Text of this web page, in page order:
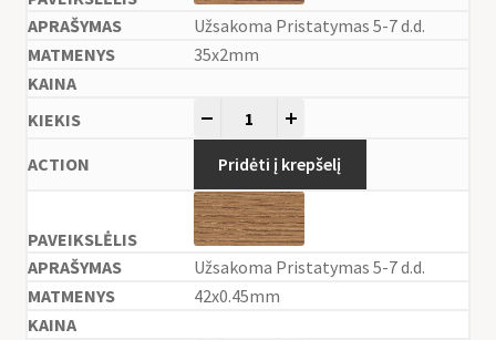
Užsakoma Pristatymas 5-7 d.d.
35x2mm
Pridėti į krepšelį
Užsakoma Pristatymas 5-7 d.d.
42x0.45mm